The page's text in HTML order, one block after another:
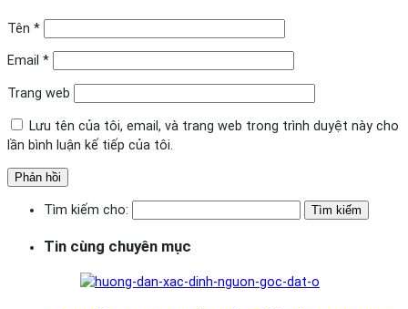
Tên *
Email *
Trang web
Lưu tên của tôi, email, và trang web trong trình duyệt này cho
lần bình luận kế tiếp của tôi.
Tìm kiếm cho:
Tin cùng chuyên mục